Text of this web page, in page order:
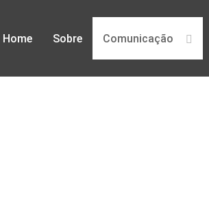
Home Sobre Comunicação